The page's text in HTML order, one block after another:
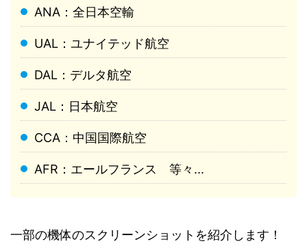
ANA：全日本空輸
UAL：ユナイテッド航空
DAL：デルタ航空
JAL：日本航空
CCA：中国国際航空
AFR：エールフランス 等々...
一部の機体のスクリーンショットを紹介します！